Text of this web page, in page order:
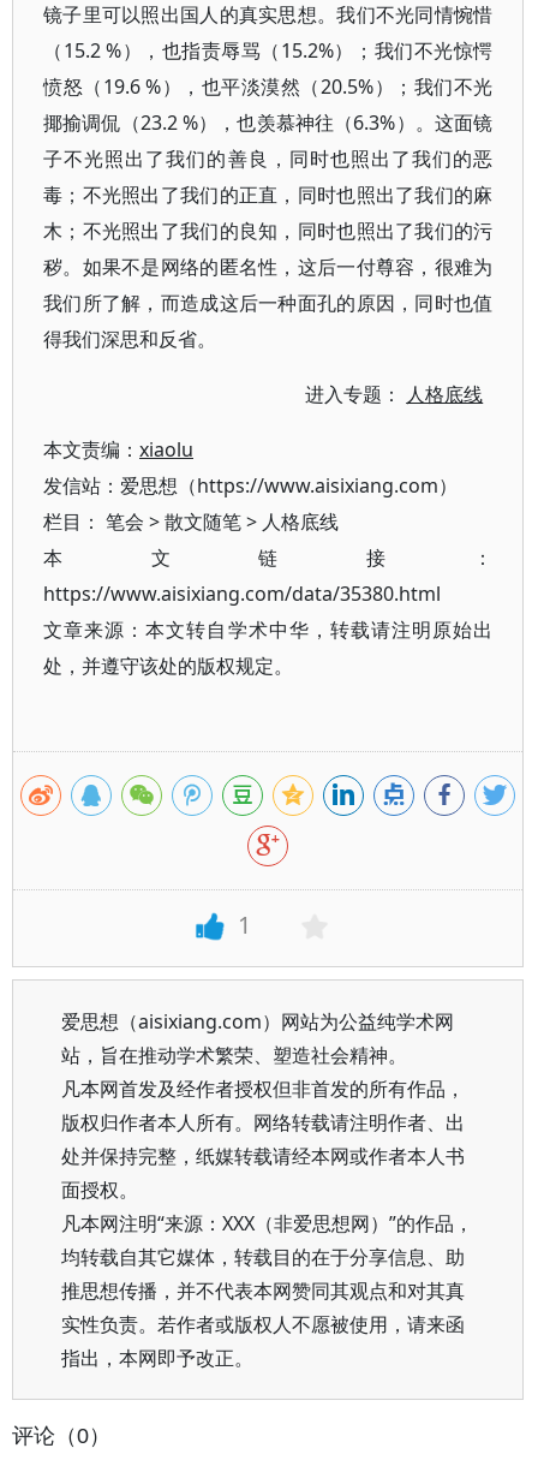
镜子里可以照出国人的真实思想。我们不光同情惋惜
（15.2 %），也指责辱骂（15.2%）；我们不光惊愕
愤怒（19.6 %），也平淡漠然（20.5%）；我们不光
揶揄调侃（23.2 %），也羡慕神往（6.3%）。这面镜
子不光照出了我们的善良，同时也照出了我们的恶
毒；不光照出了我们的正直，同时也照出了我们的麻
木；不光照出了我们的良知，同时也照出了我们的污
秽。如果不是网络的匿名性，这后一付尊容，很难为
我们所了解，而造成这后一种面孔的原因，同时也值
得我们深思和反省。
进入专题： 人格底线
本文责编： xiaolu
发信站：爱思想（https://www.aisixiang.com）
栏目： 笔会 >散文随笔> 人格底线
本文链接：
https://www.aisixiang.com/data/35380.html
文章来源：本文转自学术中华，转载请注明原始出
处，并遵守该处的版权规定。
1
爱思想（aisixiang.com）网站为公益纯学术网
站，旨在推动学术繁荣、塑造社会精神。
凡本网首发及经作者授权但非首发的所有作品，
版权归作者本人所有。网络转载请注明作者、出
处并保持完整，纸媒转载请经本网或作者本人书
面授权。
凡本网注明“来源：XXX（非爱思想网）”的作品，
均转载自其它媒体，转载目的在于分享信息、助
推思想传播，并不代表本网赞同其观点和对其真
实性负责。若作者或版权人不愿被使用，请来函
指出，本网即予改正。
评论（0）